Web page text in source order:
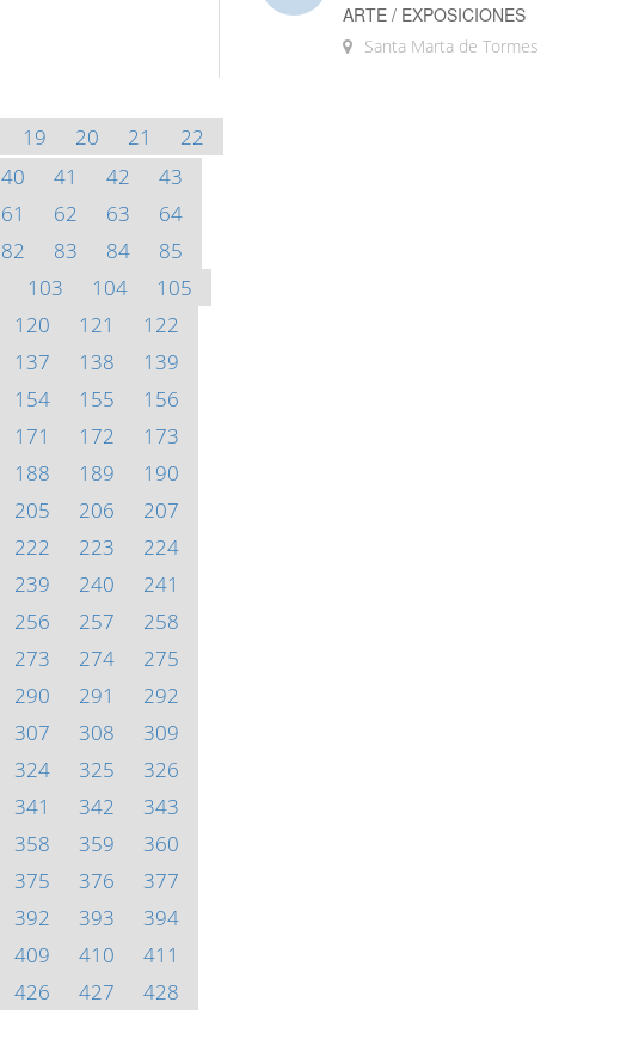
19 20 21
22
40 41 42
43
61 62 63
64
82 83 84
85
103 104
105
120 121
122
137 138
139
154 155
156
171 172
173
188 189
190
205 206
207
222 223
224
239 240
241
256 257
258
273 274
275
290 291
292
307 308
309
324 325
326
341 342
343
358 359
360
375 376
377
392 393
394
409 410
411
426 427
428
ARTE / EXPOSICIONES
Santa Marta de Tormes